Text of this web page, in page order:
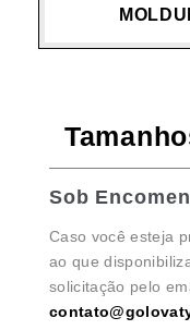
Sob
Caso você esteja
ao que
solicitação pelo